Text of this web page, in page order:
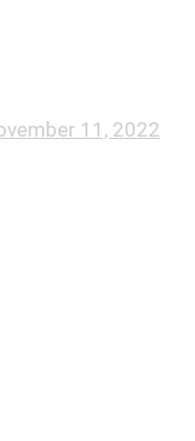
11, 2022